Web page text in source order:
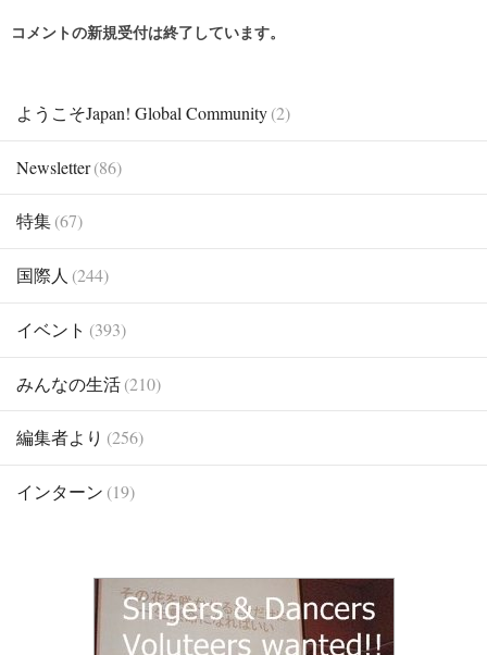
コメントの新規受付は終了しています。
ようこそJapan! Global Community(2)
Newsletter(86)
特集(67)
国際人 (244)
イベント (393)
みんなの生活(210)
編集者より (256)
インターン (19)